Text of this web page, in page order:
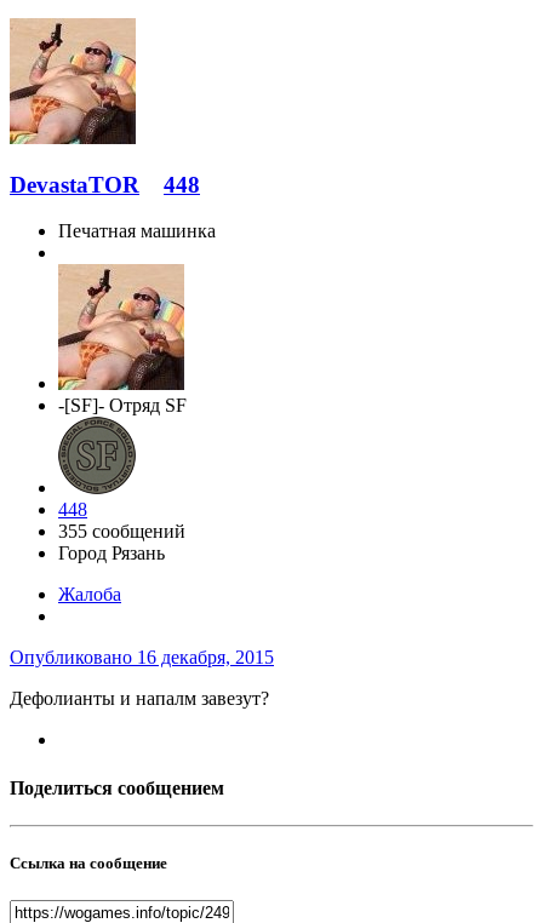
DevastaTOR 448
Печатная машинка
-[SF]- Отряд SF
448
355 сообщений
Город Рязань
Жалоба
Опубликовано 16 декабря, 2015
Дефолианты и напалм завезут?
Поделиться сообщением
Ссылка на сообщение